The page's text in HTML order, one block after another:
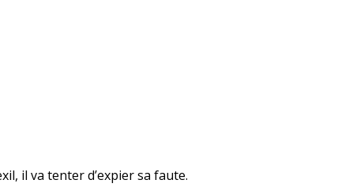
il va tenter d’expier sa faute.